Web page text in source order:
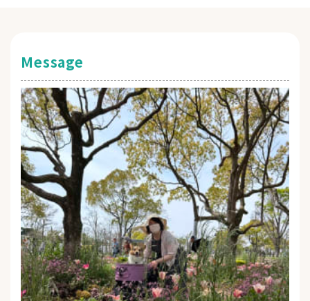
Message